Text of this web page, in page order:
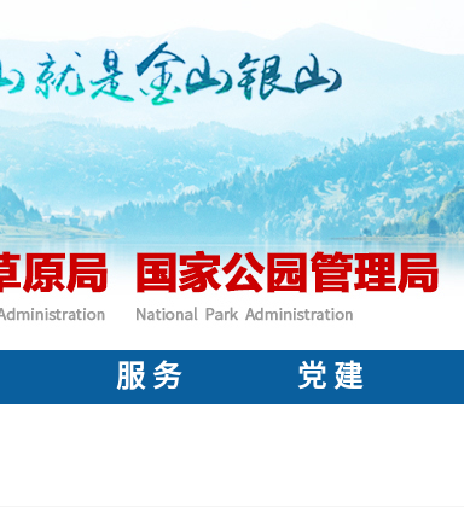
服 务 党 建